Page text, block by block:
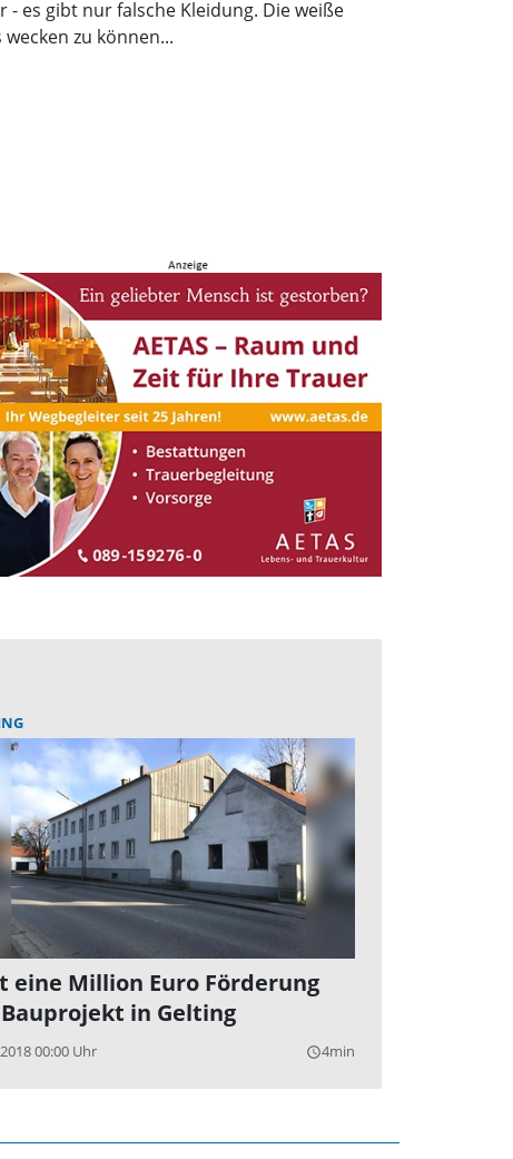
es gibt nur falsche Kleidung. Die weiße
zu können...
eine Million Euro Förderung
in Gelting
00:00 Uhr query_builder4min